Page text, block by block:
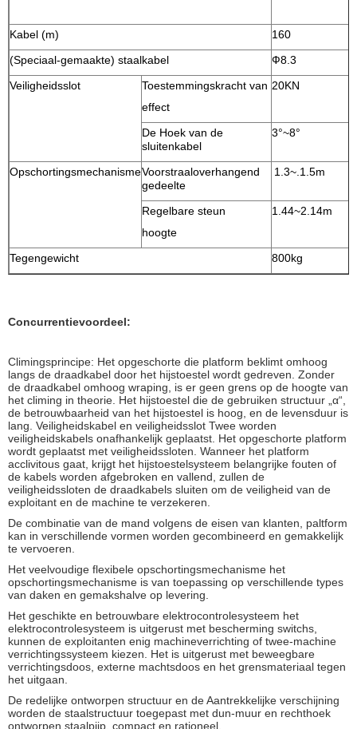
Kabel (m)
160
(Speciaal-gemaakte) staalkabel
Ф8.3
Veiligheidsslot
Toestemmingskracht van
effect
20KN
De Hoek van de
sluitenkabel
3°~8°
OpschortingsmechanismeVoorstraaloverhangend
gedeelte
1.3~.1.5m
Regelbare steun
hoogte
1.44~2.14m
Tegengewicht 800kg
Concurrentievoordeel:
Climingsprincipe: Het opgeschorte die platform beklimt omhoog
langs de draadkabel door het hijstoestel wordt gedreven. Zonder
de draadkabel omhoog wraping, is er geen grens op de hoogte van
het climing in theorie. Het hijstoestel die de gebruiken structuur „α“,
de betrouwbaarheid van het hijstoestel is hoog, en de levensduur is
lang. Veiligheidskabel en veiligheidsslot Twee worden
veiligheidskabels onafhankelijk geplaatst. Het opgeschorte platform
wordt geplaatst met veiligheidssloten. Wanneer het platform
acclivitous gaat, krijgt het hijstoestelsysteem belangrijke fouten of
de kabels worden afgebroken en vallend, zullen de
veiligheidssloten de draadkabels sluiten om de veiligheid van de
exploitant en de machine te verzekeren.
De combinatie van de mand volgens de eisen van klanten, paltform
kan in verschillende vormen worden gecombineerd en gemakkelijk
te vervoeren.
Het veelvoudige flexibele opschortingsmechanisme het
opschortingsmechanisme is van toepassing op verschillende types
van daken en gemakshalve op levering.
Het geschikte en betrouwbare elektrocontrolesysteem het
elektrocontrolesysteem is uitgerust met bescherming switchs,
kunnen de exploitanten enig machineverrichting of twee-machine
verrichtingssysteem kiezen. Het is uitgerust met beweegbare
verrichtingsdoos, externe machtsdoos en het grensmateriaal tegen
het uitgaan.
De redelijke ontworpen structuur en de Aantrekkelijke verschijning
worden de staalstructuur toegepast met dun-muur en rechthoek
ontworpen staalpijp, compact en rationeel.